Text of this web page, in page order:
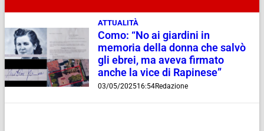
ATTUALITÀ
Como: “No ai giardini in
memoria della donna che salvò
gli ebrei, ma aveva firmato
anche la vice di Rapinese”
03/05/202516:54Redazione